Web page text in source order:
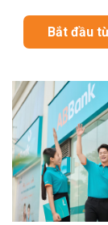
Bắt đầu